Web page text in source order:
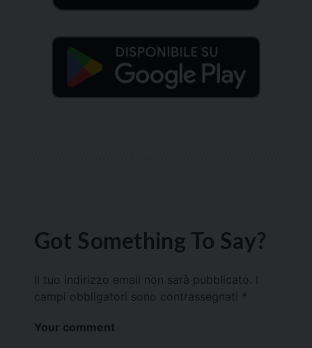
Got Something To Say?
Il tuo indirizzo email non sarà pubblicato.
campi obbligatori sono contrassegnati *
Your comment